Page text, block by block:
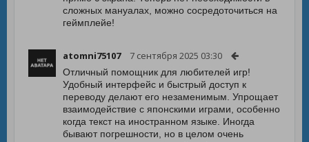
сложных мануалах, можно сосредоточиться на
геймплейе!
atomni75107 7 сентября 2025 03:30
Отличный помощник для любителей игр!
Удобный интерфейс и быстрый доступ к
переводу делают его незаменимым. Упрощает
взаимодействие с японскими играми, особенно
когда текст на иностранном языке. Иногда
бывают погрешности, но в целом очень